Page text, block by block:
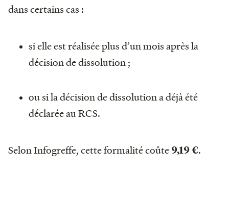
dans certains cas :
si elle est réalisée plus d’un mois après la
décision de dissolution ;
ou si la décision de dissolution a déjà été
déclarée au RCS.
Selon Infogreffe, cette formalité coûte 9,19 €.